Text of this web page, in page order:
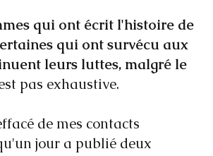
qui ont écrit l'histoire de
qui ont survécu aux
leurs luttes, malgré le
pas exhaustive.
de mes contacts
jour a publié deux